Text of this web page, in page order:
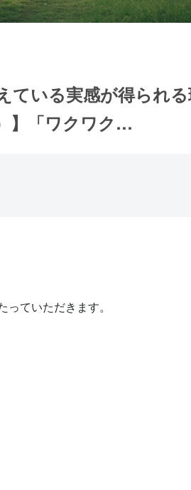
ている実感が得られ
】「ワクワク…
ていただきます。